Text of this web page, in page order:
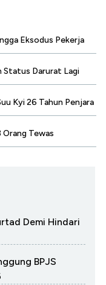
Eksodus Pekerja
Status Darurat Lagi
Kyi 26 Tahun Penjara
Orang Tewas
Demi Hindari
BPJS